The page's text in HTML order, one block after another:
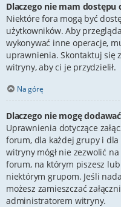
Dlaczego nie mam dostępu
Niektóre fora mogą być
użytkowników. Aby
wykonywać inne operacje,
uprawnienia. Skontaktuj
witryny, aby ci je przydzielił.
Na górę
Dlaczego nie mogę
Uprawnienia dotyczące
forum, dla każdej grupy i
witryny mógł nie zezwolić
forum, na którym piszesz
niektórym grupom. Jeśli
możesz zamieszczać
administratorem witryny.